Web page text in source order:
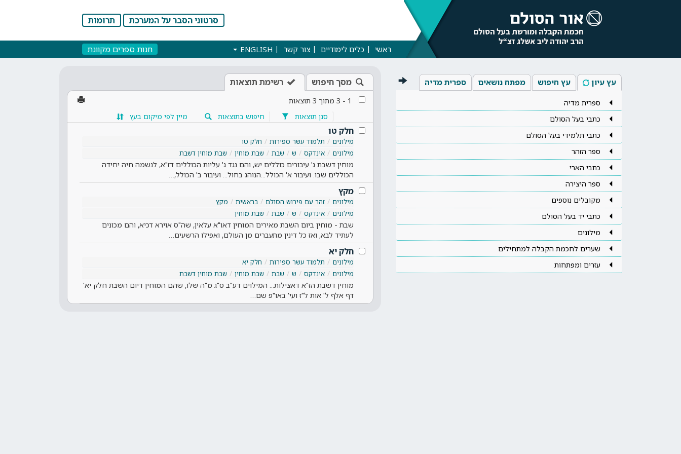
סרטוני הסבר על המערכת תרומות
ראשי כלים לימודיים צור קשר ENGLISH חנות ספרים מקוונת
עץ עיון עץ חיפוש מפתח נושאים ספרית מדיה
ספרית מדיה
כתבי בעל הסולם
כתבי תלמידי בעל הסולם
ספר הזהר
כתבי הארי
ספר היצירה
מקובלים נוספים
כתבי יד בעל הסולם
מילונים
שערים לחכמת הקבלה למתחילים
עזרים ומפתחות
מסך חיפוש רשימת תוצאות
1
-
3 מתוך 3 תוצאות
סנן תוצאות
חיפוש בתוצאות מיין לפי מיקום בעץ
חלק טו
מילונים תלמוד עשר ספירות
חלק טו
מילונים
אינדקס ש שבת שבת מוחין שבת מוחין דשבת
מוחין דשבת ג' עיבורים כוללים יש, והם נגד ג' עליות הכוללים דז"א, לנשמה חיה יחידה
הכוללים שבו. ועיבור א' הכולל...הנוהג בחול... ועיבור ב' הכולל,…
מקץ
מילונים זהר עם פירוש הסולם בראשית
מקץ
מילונים
אינדקס ש שבת שבת מוחין
שבת - מוחין ביום השבת מאירים המוחין דאו"א עלאין, שה"ס אוירא דכיא, והם מכונים
לעתיד לבא, ואז כל דינין מתעברים מן העולם, ואפילו הרשעים…
חלק יא
מילונים תלמוד עשר ספירות
חלק יא
מילונים
אינדקס ש שבת שבת מוחין שבת מוחין דשבת
מוחין דשבת הז"א דאצילות... המילוים דע"ב ס"ג מ"ה שלו, שהם המוחין דיום השבת חלק יא'
דף אלף ל' אות ל"ז ועי' באו"פ שם…